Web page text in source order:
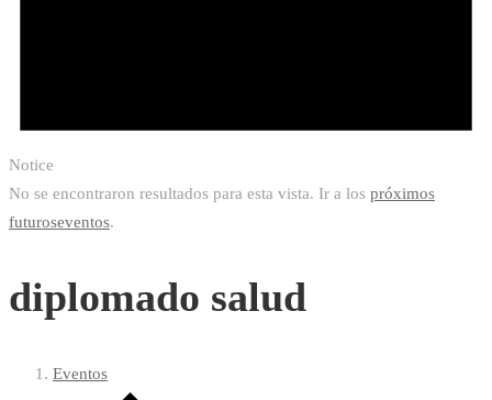
Notice
No se encontraron resultados para esta vista. Ir a los próximos
futuroseventos.
diplomado salud
Eventos